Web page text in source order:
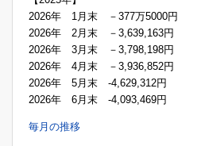
2026年 1月末 －377万5000円
2026年 2月末 －3,639,163円
2026年 3月末 －3,798,198円
2026年 4月末 －3,936,852円
2026年 5月末 -4,629,312円
2026年 6月末 -4,093,469円
毎月の推移